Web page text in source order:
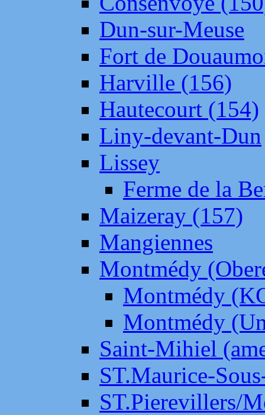
Dun-sur-Meuse
Fort de
Harville (156)
Hautecourt (154)
Liny-devant-Dun
Lissey
Ferme de la
Maizeray (157)
Mangiennes
Montmédy
Montmédy
Montmédy
Saint-Mihiel
ST.Maurice-
ST.Pierevillers/